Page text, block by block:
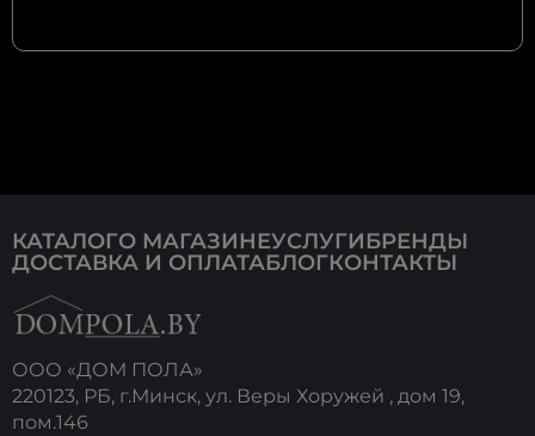
КАТАЛОГО МАГАЗИНЕУСЛУГИБРЕНДЫ
ДОСТАВКА И ОПЛАТАБЛОГКОНТАКТЫ
ООО «ДОМ ПОЛА»
220123, РБ, г.Минск, ул. Веры Хоружей , дом 19,
пом.146